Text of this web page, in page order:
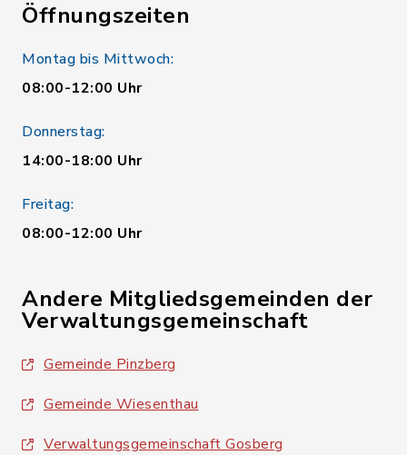
Öffnungszeiten
Montag bis Mittwoch:
08:00-12:00 Uhr
Donnerstag:
14:00-18:00 Uhr
Freitag:
08:00-12:00 Uhr
Andere Mitgliedsgemeinden der
Verwaltungsgemeinschaft
Gemeinde Pinzberg
Gemeinde Wiesenthau
Verwaltungsgemeinschaft Gosberg